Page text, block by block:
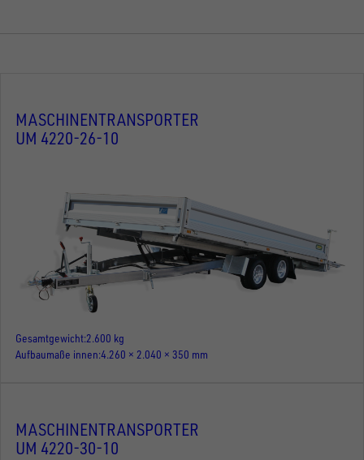
MASCHINENTRANSPORTER
UM 4220-26-10
Gesamtgewicht 2.600 kg
Aufbaumaße innen 4.260 × 2.040 × 350 mm
MASCHINENTRANSPORTER
UM 4220-30-10